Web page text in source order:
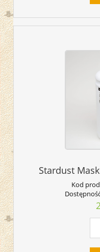
Stardust
Kod